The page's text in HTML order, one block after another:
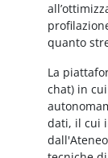
quanto
La
chat) in
dati, il cui